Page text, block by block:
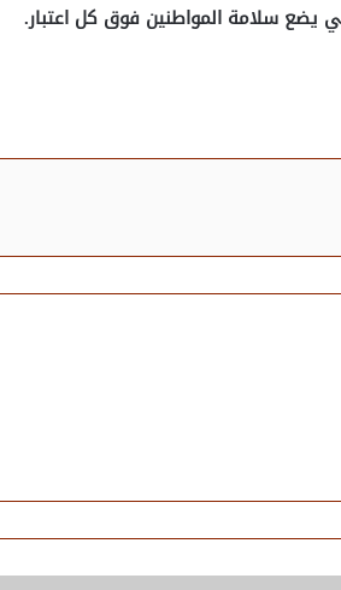
يضع سلامة المواطنين فوق كل اعتبار.